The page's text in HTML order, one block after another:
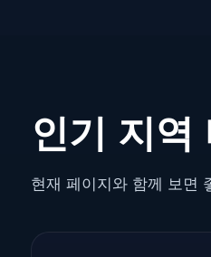
인기 지역
현재 페이지와 함께 보면